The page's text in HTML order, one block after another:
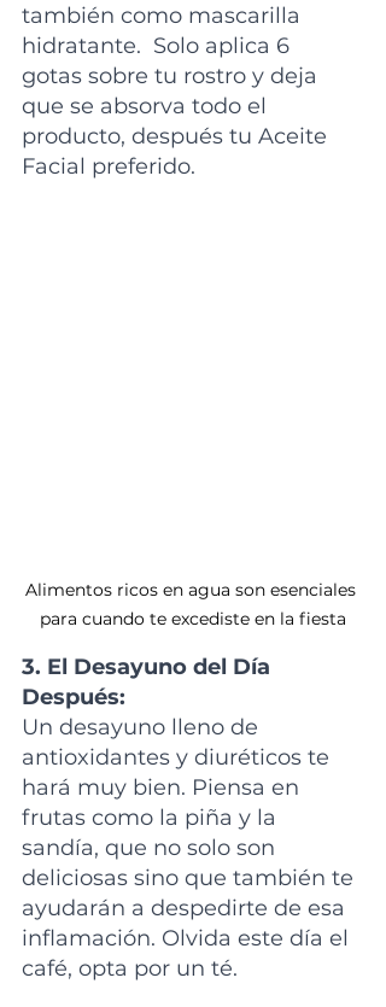
también como mascarilla
hidratante.  Solo aplica 6
gotas sobre tu rostro y deja
que se absorva todo el
producto, después tu Aceite
Facial preferido.
Alimentos ricos en agua son esenciales
para cuando te excediste en la fiesta
3. El Desayuno del Día
Después:
Un desayuno lleno de
antioxidantes y diuréticos te
hará muy bien. Piensa en
frutas como la piña y la
sandía, que no solo son
deliciosas sino que también te
ayudarán a despedirte de esa
inflamación. Olvida este día el
café, opta por un té.